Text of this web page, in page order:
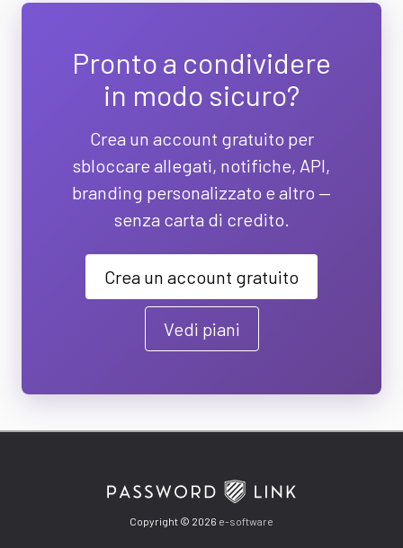
Pronto a condividere
in modo sicuro?
Crea un account gratuito per
sbloccare allegati, notifiche, API,
branding personalizzato e altro —
senza carta di credito.
Crea un account gratuito
Vedi piani
Copyright © 2026 e-software